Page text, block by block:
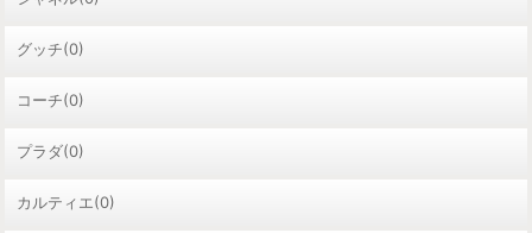
グッチ(0)
コーチ(0)
プラダ(0)
カルティエ(0)